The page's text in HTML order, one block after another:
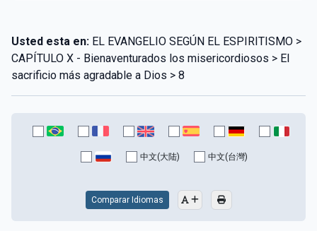
CAPÍTULO XII - Amad a vuestros enemigos
CAPÍTULO XIII - No sepa tu izquierda lo que hace tu
derecha
CAPÍTULO XIV - Honra a tu padre y a tu madre
CAPÍTULO XV - Sin caridad no hay salvación
Usted esta en: EL EVANGELIO SEGÚN EL ESPIRITISMO >
CAPÍTULO X - Bienaventurados los misericordiosos > El
sacrificio más agradable a Dios > 8
中文(大陆) 中文(台灣)
Comparar Idiomas